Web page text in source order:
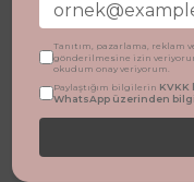
Tanıtım, pazarlama, reklam
gönderilmesine izin
okudum onay veriyorum.
Paylaştığım bilgilerin KVKK
WhatsApp üzerinden